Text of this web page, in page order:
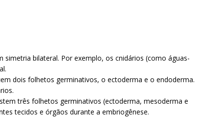
simetria bilateral. Por exemplo, os cnidários (como águas-
dois folhetos germinativos, o ectoderma e o endoderma.
três folhetos germinativos (ectoderma, mesoderma e
tecidos e órgãos durante a embriogênese.